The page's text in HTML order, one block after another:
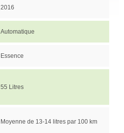
2016
Automatique
Essence
55 Litres
Moyenne de 13-14 litres par 100 km